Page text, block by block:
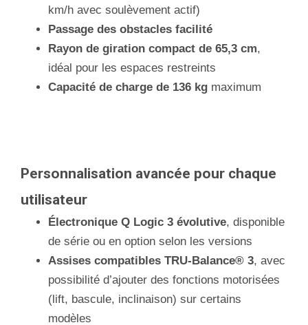
km/h avec soulèvement actif)
Passage des obstacles facilité
Rayon de giration compact de 65,3 cm,
idéal pour les espaces restreints
Capacité de charge de 136 kg maximum
Personnalisation avancée pour chaque
utilisateur
Électronique Q Logic 3 évolutive, disponible
de série ou en option selon les versions
Assises compatibles TRU-Balance® 3, avec
possibilité d’ajouter des fonctions motorisées
(lift, bascule, inclinaison) sur certains
modèles